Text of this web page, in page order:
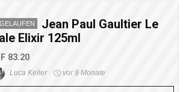
Jean Paul Gaultier Le
Elixir 125ml
83.20
Luca Keller vor 9 Monate